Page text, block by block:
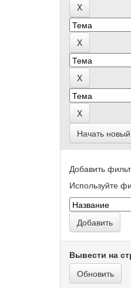
Начать
Добавить
Используйте
Вывести на